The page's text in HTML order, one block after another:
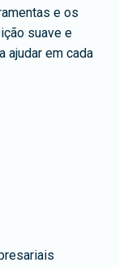
e os
suave e
ajudar em cada